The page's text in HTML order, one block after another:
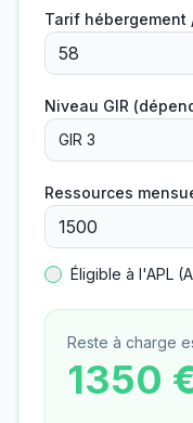
Tarif hébergement
Niveau GIR
GIR 3
Ressources
Éligible à l'APL
Reste à charge
1350